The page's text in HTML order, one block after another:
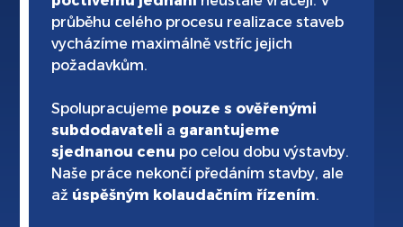
průběhu celého procesu realizace staveb
vycházíme maximálně vstříc jejich
požadavkům.
Spolupracujeme pouze s ověřenými
subdodavateli a garantujeme
sjednanou cenu po celou dobu výstavby.
Naše práce nekončí předáním stavby, ale
až úspěšným kolaudačním řízením.